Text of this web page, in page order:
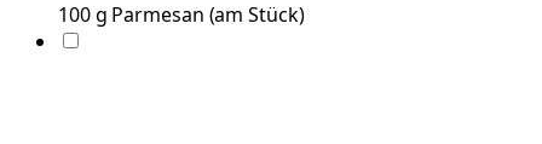
100g Parmesan (am Stück)